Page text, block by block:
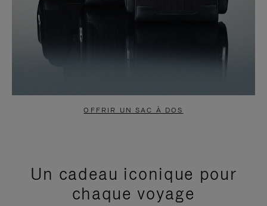
OFFRIR UN SAC À DOS
Un cadeau iconique pour
chaque voyage